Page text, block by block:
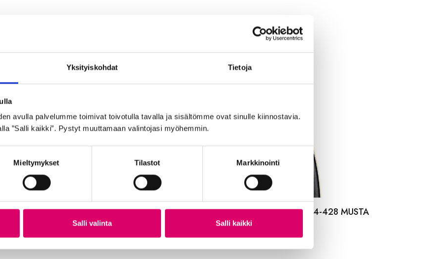
Yksityiskohdat Tietoja
avulla palvelumme toimivat toivotulla tavalla ja sisältömme ovat sinulle kiinnostavia.
”Salli kaikki”. Pystyt muuttamaan valintojasi myöhemmin.
Mieltymykset Tilastot Markkinointi
Salli valinta Salli kaikki
GOLDEN BOY SISÄRENGAS 24″ 40/50-507
GOLDEN BOY ULKORENGAS 44-428 MUSTA
VALKOINEN
21,99€